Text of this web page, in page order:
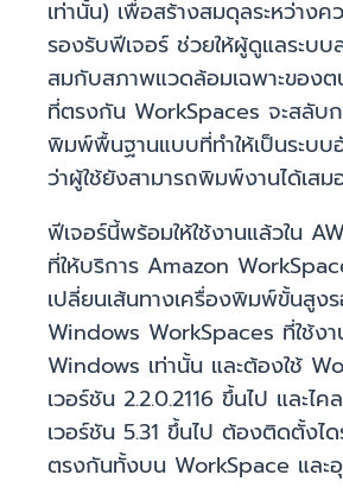
เท่านั้น) เพื่อสร้างสมดุลระหว่างค
รองรับฟีเจอร์ ช่วยให้ผู้ดูแลระบบ
สมกับสภาพแวดล้อมเฉพาะของต
ที่ตรงกัน WorkSpaces จะสลับก
พิมพ์พื้นฐานแบบที่ทำให้เป็นระบบ
ว่าผู้ใช้ยังสามารถพิมพ์งานได้เสม
ฟีเจอร์นี้พร้อมให้ใช้งานแล้วใน
ที่ให้บริการ Amazon
เปลี่ยนเส้นทางเครื่องพิมพ์ขั้นสูง
Windows WorkSpaces ที่ใช้ง
Windows เท่านั้น และต้องใช้
เวอร์ชัน 2.2.0.2116 ขึ้นไป และไ
เวอร์ชัน 5.31 ขึ้นไป ต้องติดตั้งไ
ตรงกันทั้งบน WorkSpace และ